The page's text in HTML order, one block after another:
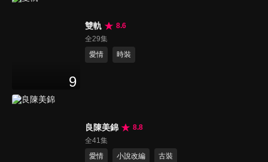
9
雙軌
8.6
全29集
愛情
時裝
良陳美錦
8.8
全41集
愛情
小說改編 古裝